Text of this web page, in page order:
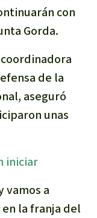
con
Gorda.
de la
aseguró
unas
iniciar
vamos a
la franja del